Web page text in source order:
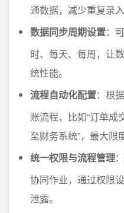
通数据，减少重复录入
数据同步周期设置：
时、每天、每周，让
统性能。
流程自动化配置：根
账流程，比如“订单
至财务系统”，最大限
统一权限与流程管理
协同作业，通过权限
泄露。